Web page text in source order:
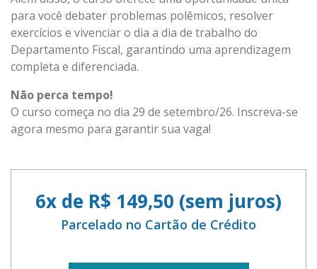
para você debater problemas polêmicos, resolver
exercícios e vivenciar o dia a dia de trabalho do
Departamento Fiscal, garantindo uma aprendizagem
completa e diferenciada.
Não perca tempo!
O curso começa no dia 29 de setembro/26. Inscreva-se
agora mesmo para garantir sua vaga!
6x de R$ 149,50 (sem juros)
Parcelado no Cartão de Crédito